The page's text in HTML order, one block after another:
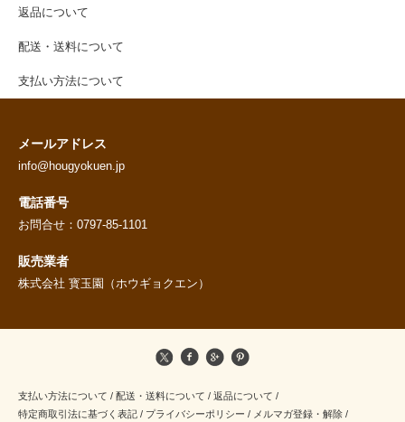
返品について
配送・送料について
支払い方法について
メールアドレス
info@hougyokuen.jp
電話番号
お問合せ：0797-85-1101
販売業者
株式会社 寳玉園（ホウギョクエン）
支払い方法について / 配送・送料について / 返品について /
特定商取引法に基づく表記 / プライバシーポリシー / メルマガ登録・解除 /